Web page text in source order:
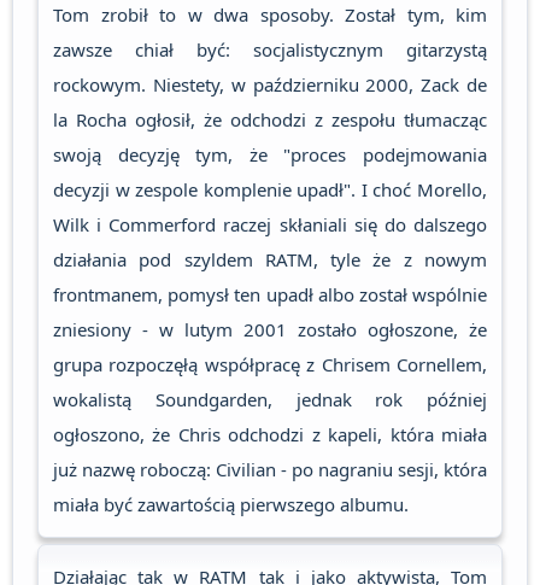
Tom zrobił to w dwa sposoby. Został tym, kim
zawsze chiał być: socjalistycznym gitarzystą
rockowym. Niestety, w październiku 2000, Zack de
la Rocha ogłosił, że odchodzi z zespołu tłumacząc
swoją decyzję tym, że "proces podejmowania
decyzji w zespole komplenie upadł". I choć Morello,
Wilk i Commerford raczej skłaniali się do dalszego
działania pod szyldem RATM, tyle że z nowym
frontmanem, pomysł ten upadł albo został wspólnie
zniesiony - w lutym 2001 zostało ogłoszone, że
grupa rozpoczęłą współpracę z Chrisem Cornellem,
wokalistą Soundgarden, jednak rok później
ogłoszono, że Chris odchodzi z kapeli, która miała
już nazwę roboczą: Civilian - po nagraniu sesji, która
miała być zawartością pierwszego albumu.
Działając tak w RATM tak i jako aktywista, Tom